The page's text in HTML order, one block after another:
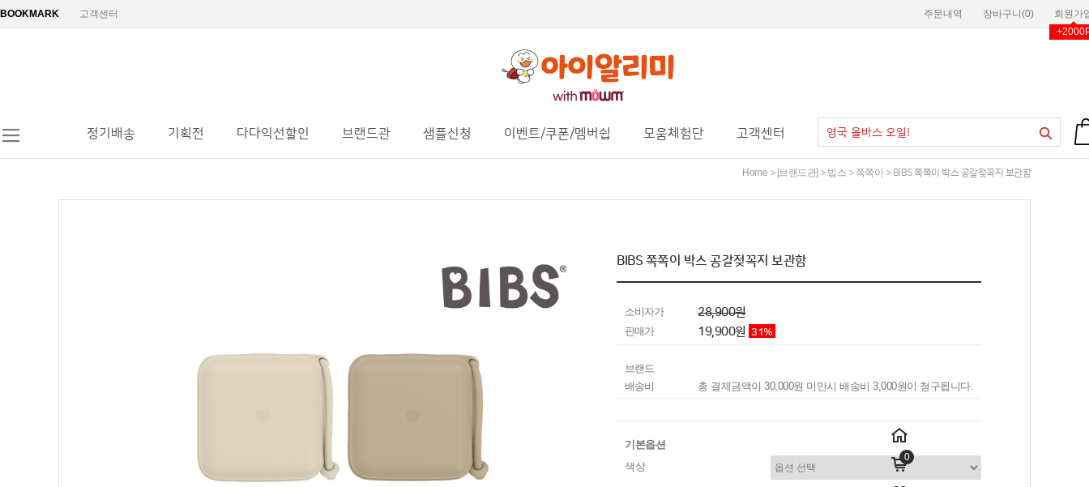
0
BOOKMARK 고객센터
회원가
장바구니(0)
주문내역
정기배송 기획전 다다익선할인 브랜드관 샘플신청 이벤트/쿠폰/멤버쉽 모움체험단 고객센터
Home > [브랜드관] > 빕스 > 쪽쪽이 > BIBS 쪽쪽이 박스 공갈젖꼭지 보관함
BIBS 쪽쪽이 박스 공갈젖꼭지 보관함
소비자가 28,900원
판매가 19,900원 31%
브랜드
배송비
총 결제금액이 30,000원 미만시 배송비 3,000원이 청구됩니다.
기본옵션
색상